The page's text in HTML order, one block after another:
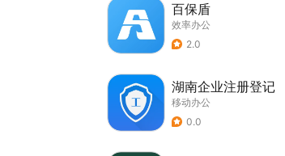
百保盾
效率办公
2.0
湖南企业注册登记
移动办公
0.0